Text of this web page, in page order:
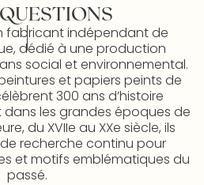
fabricant indépendant de
dédié à une production
social et environnemental.
et papiers peints de
300 ans d’histoire
les grandes époques de
du XVIIe au XXe siècle, ils
recherche continu pour
et motifs emblématiques du
passé.